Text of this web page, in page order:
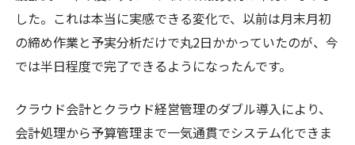
した。これは本当に実感できる変化で、以前は月末月初
の締め作業と予実分析だけで丸2日かかっていたのが、今
では半日程度で完了できるようになったんです。
クラウド会計とクラウド経営管理のダブル導入により、
会計処理から予算管理まで一気通貫でシステム化できま